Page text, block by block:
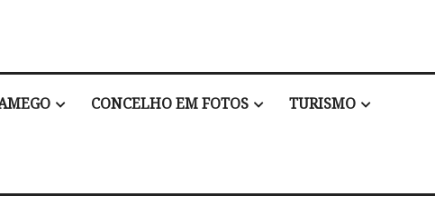
CONCELHO EM FOTOS TURISMO